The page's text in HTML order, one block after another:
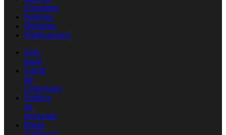
d’imatges
Notícies
Opinions
Publicacions
Avís
legal
Canal
de
l’informant
Política
de
privacitat
Baixa